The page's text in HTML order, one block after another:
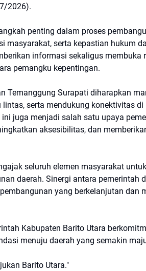
2026).
penting dalam proses
masyarakat, serta kepastian hukum
informasi sekaligus membuka
pemangku kepentingan.
Temanggung Surapati diharapkan
serta mendukung konektivitas
juga menjadi salah satu upaya
aksesibilitas, dan
seluruh elemen masyarakat
daerah. Sinergi antara pemerintah
yang berkelanjutan dan
Kabupaten Barito Utara
menuju daerah yang semakin
Barito Utara."